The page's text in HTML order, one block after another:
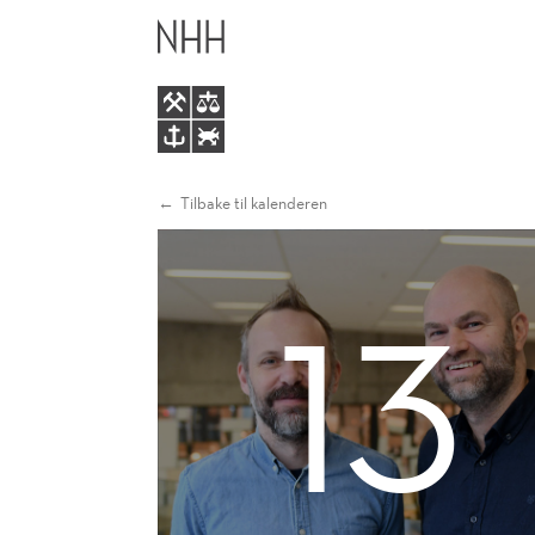
FESTIVAL,
FOTBALL
FOLKEFEST
Tilbake til kalenderen
13